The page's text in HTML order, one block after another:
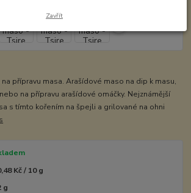
přípravu masa. Arašídové maso na dip k masu,
na přípravu arašídové omáčky. Nejznámější
s tímto kořením na špejli a grilované na ohni
Kč / 10 g
g
Zavřít